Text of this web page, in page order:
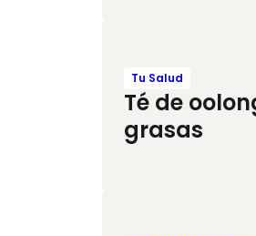
Tu Salud
Té de
grasas